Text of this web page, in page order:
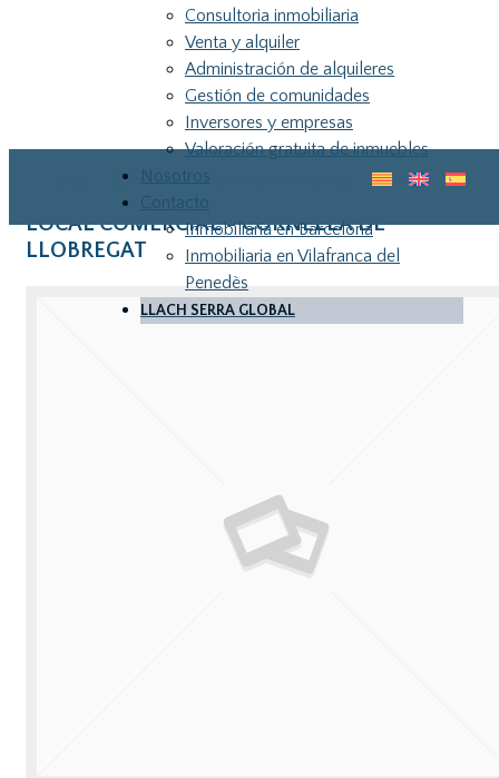
Guia para tu primera vivienda
Consultoria inmobiliaria
Venta y alquiler
Administración de alquileres
Gestión de comunidades
Inversores y empresas
Valoración gratuita de inmuebles
Nosotros
Contacto
Inmobiliaria en Barcelona
Inmobiliaria en Vilafranca del
Penedès
LLACH SERRA GLOBAL
LOCAL COMERCIAL - CORNELLA DE
LLOBREGAT